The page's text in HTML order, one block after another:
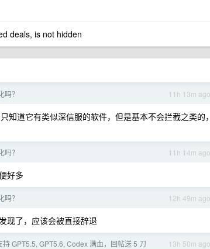
deals, is not hidden
11h 13m ago
？
道它有类似深信服的软件，但是基本不会拦截之类的，
11h 14m ago
？
好多
12h 49m ago
？
现了，应该会被直接辞退
13h 50m ago
GPT5.5, GPT5.6, Codex 满血，回帖送 5 刀